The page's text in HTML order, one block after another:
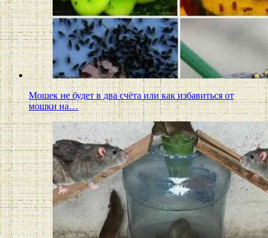
Мошек не будет в два счёта или как избавиться от
мошки на…